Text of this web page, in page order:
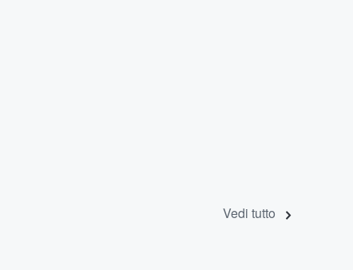
Vedi tutto